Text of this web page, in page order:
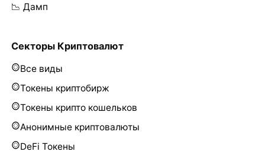
📉 Дамп
Секторы Криптовалют
Все виды
Токены криптобирж
Токены крипто кошельков
Анонимные криптовалюты
DeFi Токены